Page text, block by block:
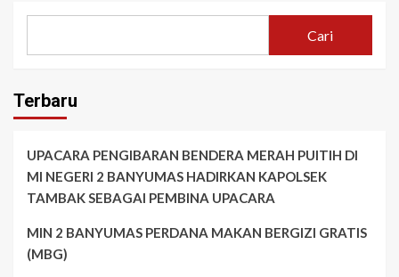
Cari
Terbaru
UPACARA PENGIBARAN BENDERA MERAH PUITIH DI
MI NEGERI 2 BANYUMAS HADIRKAN KAPOLSEK
TAMBAK SEBAGAI PEMBINA UPACARA
MIN 2 BANYUMAS PERDANA MAKAN BERGIZI GRATIS
(MBG)